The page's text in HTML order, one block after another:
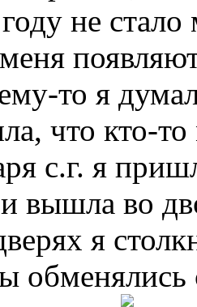
не стало
то я
что кто-
с.г. я
вышла во
я